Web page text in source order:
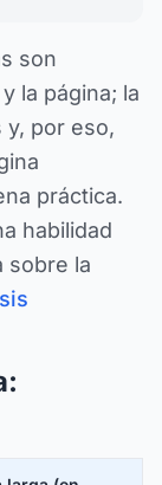
son
la página; la
y, por eso,
práctica.
habilidad
sobre la